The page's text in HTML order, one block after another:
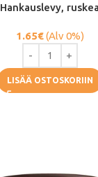
Hankauslevy, ruskea
1.65€(Alv 0%)
LISÄÄ OSTOSKORIIN